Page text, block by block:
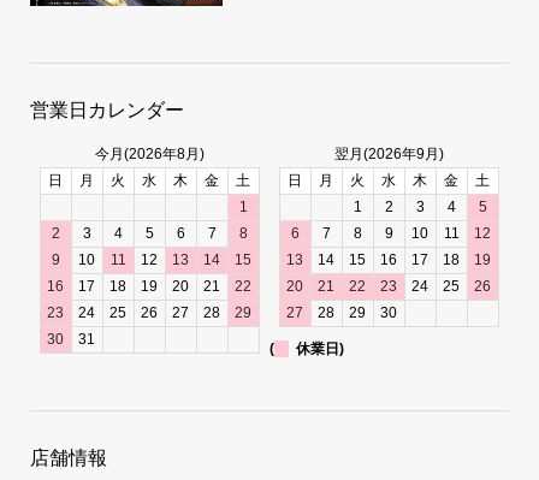
営業日カレンダー
今月(2026年8月)
日
月 火 水 木 金
土
1
2
3 4 5 6 7
8
9
10 11 12 13 14
15
16
17 18 19 20 21
22
23
24 25 26 27 28
29
30
31
翌月(2026年9月)
日
月 火 水 木 金
土
1
2 3 4
5
6
7 8 9 10 11
12
13
14 15 16 17 18
19
20
21 22 23 24 25
26
27
28 29 30
( 休業日)
店舗情報